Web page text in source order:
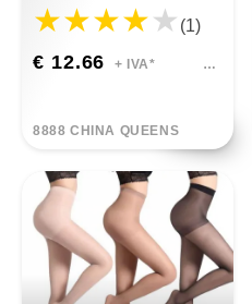
(1)
€ 12.66 + IVA*
8888 CHINA QUEENS